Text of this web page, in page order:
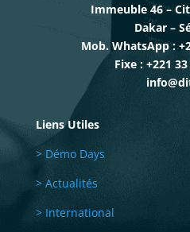
Immeuble 46 –
Dakar –
Mob. WhatsApp :
Fixe : +221
Liens Utiles
> Démo Days
> Actualités
> International